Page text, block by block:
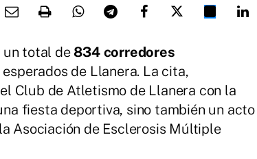
un total de 834 corredores
de Llanera. La cita,
Club de Atletismo de Llanera con la
fiesta deportiva, sino también un acto
Asociación de Esclerosis Múltiple